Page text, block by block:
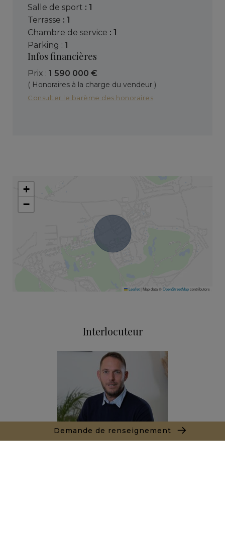
Demande de renseignement
salle de sport : 1
terrasse : 1
chambre de service : 1
parking : 1
Infos financières
Prix : 1 590 000 €
( Honoraires à la charge du vendeur )
Consulter le barème des honoraires
+
−
Leaflet|Map data ©OpenStreetMapcontributors
Interlocuteur